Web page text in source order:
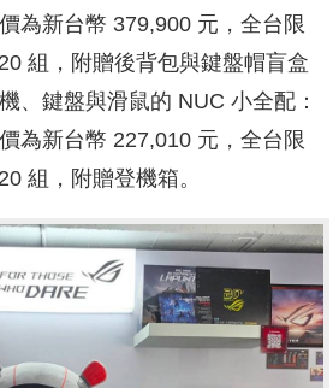
為新台幣 379,900 元，全台限
組，附贈後背包與鍵盤帽盲盒
、鍵盤與滑鼠的 NUC 小全配：
為新台幣 227,010 元，全台限
組，附贈登機箱。